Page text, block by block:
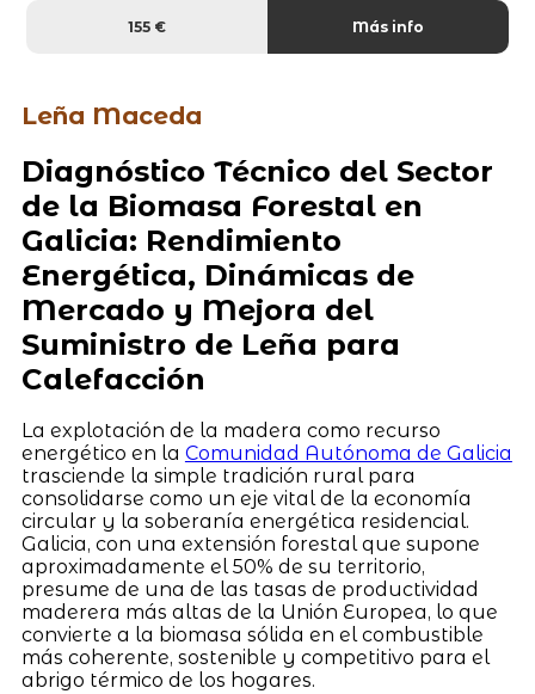
155 € Más info
Leña Maceda
Diagnóstico Técnico del Sector
de la Biomasa Forestal en
Galicia: Rendimiento
Energética, Dinámicas de
Mercado y Mejora del
Suministro de Leña para
Calefacción
La explotación de la madera como recurso
energético en la Comunidad Autónoma de Galicia
trasciende la simple tradición rural para
consolidarse como un eje vital de la economía
circular y la soberanía energética residencial.
Galicia, con una extensión forestal que supone
aproximadamente el 50% de su territorio,
presume de una de las tasas de productividad
maderera más altas de la Unión Europea, lo que
convierte a la biomasa sólida en el combustible
más coherente, sostenible y competitivo para el
abrigo térmico de los hogares.